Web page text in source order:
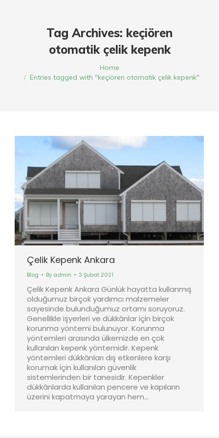
Tag Archives: keçiören
otomatik çelik kepenk
Home
Entries tagged with "keçiören otomatik çelik kepenk"
Çelik Kepenk Ankara
Blog By admin 3 Şubat 2021
Çelik Kepenk Ankara Günlük hayatta kullanmış
olduğumuz birçok yardımcı malzemeler
sayesinde bulunduğumuz ortamı soruyoruz.
Genellikle işyerleri ve dükkânlar için birçok
korunma yöntemi bulunuyor. Korunma
yöntemleri arasında ülkemizde en çok
kullanılan kepenk yöntemidir. Kepenk
yöntemleri dükkânları dış etkenlere karşı
korumak için kullanılan güvenlik
sistemlerinden bir tanesidir. Kepenkler
dükkânlarda kullanılan pencere ve kapıların
üzerini kapatmaya yarayan hem…